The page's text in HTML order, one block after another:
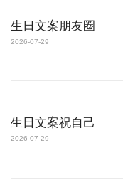
生日文案朋友圈
2026-07-29
生日文案祝自己
2026-07-29